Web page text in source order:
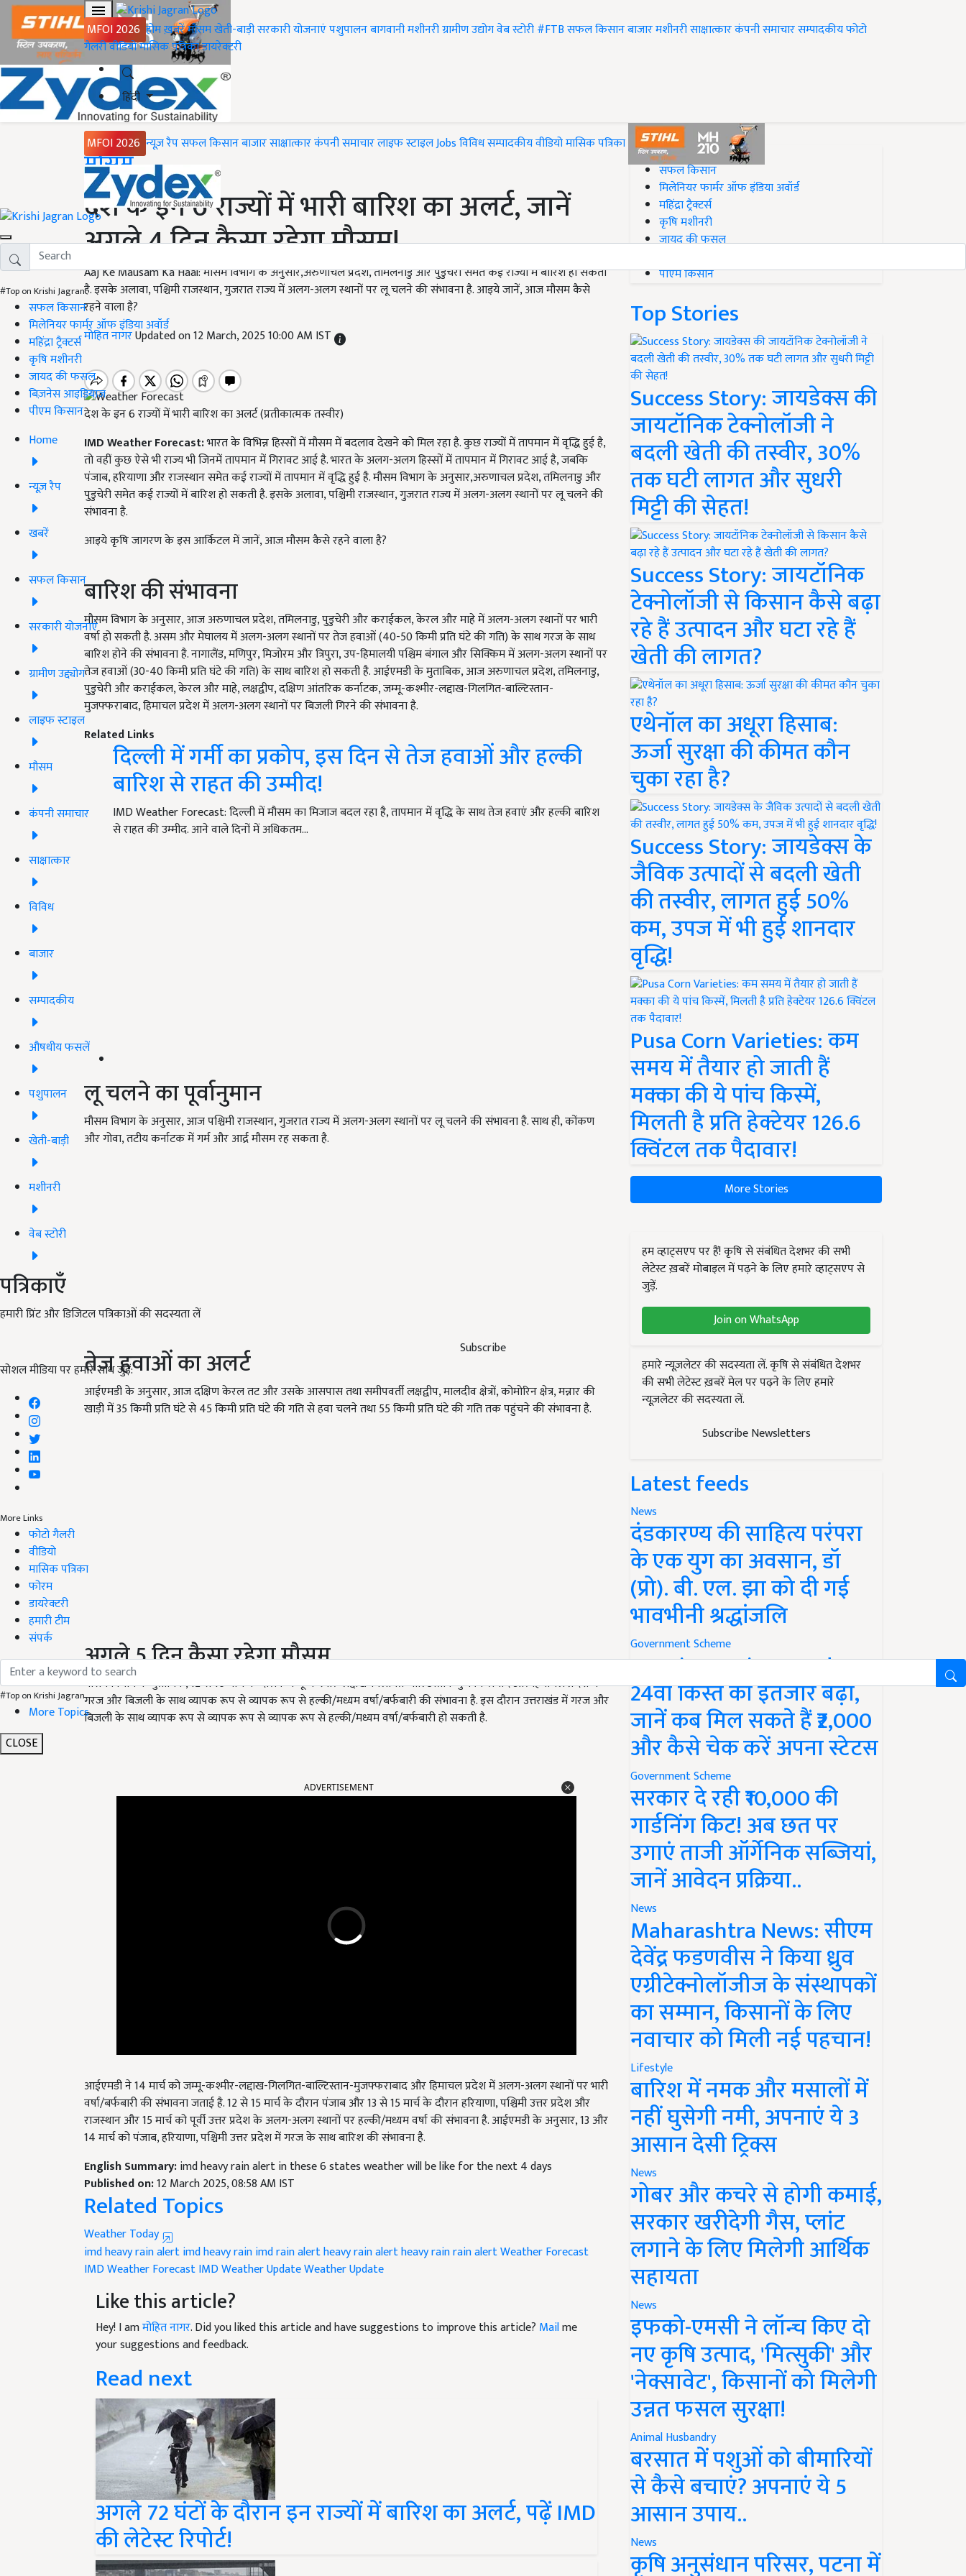
MFOI 2026 होमख़बरेंमौसमखेती-बाड़ीसरकारी योजनाएंपशुपालनबागवानीमशीनरीग्रामीण उद्योगवेब स्टोरी#FTBसफल किसानबाजारमशीनरीसाक्षात्कारकंपनी समाचारसम्पादकीयफोटो
गैलरीवीडियोमासिक पत्रिकाडायरेक्टरी
हिंदी
MFOI 2026 न्यूज़ रैपसफल किसानबाजारसाक्षात्कारकंपनी समाचारलाइफ स्टाइलJobsविविधसम्पादकीयवीडियोमासिक पत्रिका
#Top on Krishi Jagran
सफल किसान
मिलेनियर फार्मर ऑफ इंडिया अवॉर्ड
महिंद्रा ट्रैक्टर्स
कृषि मशीनरी
जायद की फसल
बिज़नेस आइडियाज
पीएम किसान
Home
न्यूज़ रैप
खबरें
सफल किसान
सरकारी योजनाएं
ग्रामीण उद्द्योग
लाइफ स्टाइल
मौसम
कंपनी समाचार
साक्षात्कार
विविध
बाजार
सम्पादकीय
औषधीय फसलें
पशुपालन
खेती-बाड़ी
मशीनरी
वेब स्टोरी
पत्रिकाएँ
हमारी प्रिंट और डिजिटल पत्रिकाओं की सदस्यता लें
Subscribe
सोशल मीडिया पर हमारे साथ जुड़ें:
More Links
फोटो गैलरी
वीडियो
मासिक पत्रिका
फोरम
डायरेक्टरी
हमारी टीम
संपर्क
#Top on Krishi Jagran
More Topics
CLOSE
Home
मौसम
देश के इन 6 राज्यों में भारी बारिश का अलर्ट, जानें
अगले 4 दिन कैसा रहेगा मौसम!
Aaj Ke Mausam Ka Haal: मौसम विभाग के अनुसार,अरुणाचल प्रदेश, तमिलनाडु और पुडुचेरी समेत कई राज्यों में बारिश हो सकती
है. इसके अलावा, पश्चिमी राजस्थान, गुजरात राज्य में अलग-अलग स्थानों पर लू चलने की संभावना है. आइये जानें, आज मौसम कैसे
रहने वाला है?
मोहित नागरUpdated on 12 March, 2025 10:00 AM IST
देश के इन 6 राज्यों में भारी बारिश का अलर्ट (प्रतीकात्मक तस्वीर)
IMD Weather Forecast:भारत के विभिन्न हिस्सों में मौसम में बदलाव देखने को मिल रहा है. कुछ राज्यों में तापमान में वृद्धि हुई है,
तो वहीं कुछ ऐसे भी राज्य भी जिनमें तापमान में गिरावट आई है. भारत के अलग-अलग हिस्सों में तापमान में गिरावट आई है, जबकि
पंजाब, हरियाणा और राजस्थान समेत कई राज्यों में तापमान में वृद्धि हुई है. मौसम विभाग के अनुसार,अरुणाचल प्रदेश, तमिलनाडु और
पुडुचेरी समेत कई राज्यों में बारिश हो सकती है. इसके अलावा, पश्चिमी राजस्थान, गुजरात राज्य में अलग-अलग स्थानों पर लू चलने की
संभावना है.
आइये कृषि जागरण के इस आर्किटल में जानें, आज मौसम कैसे रहने वाला है?
बारिश की संभावना
मौसम विभाग के अनुसार, आज अरुणाचल प्रदेश, तमिलनाडु, पुडुचेरी और कराईकल, केरल और माहे में अलग-अलग स्थानों पर भारी
वर्षा हो सकती है. असम और मेघालय में अलग-अलग स्थानों पर तेज हवाओं (40-50 किमी प्रति घंटे की गति) के साथ गरज के साथ
बारिश होने की संभावना है. नागालैंड, मणिपुर, मिजोरम और त्रिपुरा, उप-हिमालयी पश्चिम बंगाल और सिक्किम में अलग-अलग स्थानों पर
तेज हवाओं (30-40 किमी प्रति घंटे की गति) के साथ बारिश हो सकती है. आईएमडी के मुताबिक, आज अरुणाचल प्रदेश, तमिलनाडु,
पुडुचेरी और कराईकल, केरल और माहे, लक्षद्वीप, दक्षिण आंतरिक कर्नाटक, जम्मू-कश्मीर-लद्दाख-गिलगित-बाल्टिस्तान-
मुजफ्फराबाद, हिमाचल प्रदेश में अलग-अलग स्थानों पर बिजली गिरने की संभावना है.
Related Links
दिल्ली में गर्मी का प्रकोप, इस दिन से तेज हवाओं और हल्की
बारिश से राहत की उम्मीद!
IMD Weather Forecast: दिल्ली में मौसम का मिजाज बदल रहा है, तापमान में वृद्धि के साथ तेज हवाएं और हल्की बारिश
से राहत की उम्मीद. आने वाले दिनों में अधिकतम…
लू चलने का पूर्वानुमान
मौसम विभाग के अनुसार, आज पश्चिमी राजस्थान, गुजरात राज्य में अलग-अलग स्थानों पर लू चलने की संभावना है. साथ ही, कोंकण
और गोवा, तटीय कर्नाटक में गर्म और आर्द्र मौसम रह सकता है.
तेज हवाओं का अलर्ट
आईएमडी के अनुसार, आज दक्षिण केरल तट और उसके आसपास तथा समीपवर्ती लक्षद्वीप, मालदीव क्षेत्रों, कोमोरिन क्षेत्र, मन्नार की
खाड़ी में 35 किमी प्रति घंटे से 45 किमी प्रति घंटे की गति से हवा चलने तथा 55 किमी प्रति घंटे की गति तक पहुंचने की संभावना है.
अगले 5 दिन कैसा रहेगा मौसम
मौसम विभाग के मुताबिक, 12 से 16 मार्च के दौरान जम्मू-कश्मीर-लद्दाख-गिलगित-बाल्टिस्तान-मुजफ्फराबाद और हिमाचल प्रदेश में
गरज और बिजली के साथ व्यापक रूप से व्यापक रूप से हल्की/मध्यम वर्षा/बर्फबारी की संभावना है. इस दौरान उत्तराखंड में गरज और
बिजली के साथ व्यापक रूप से व्यापक रूप से व्यापक रूप से हल्की/मध्यम वर्षा/बर्फबारी हो सकती है.
वर्षा/बर्फबारी की संभावना जताई है. 12 से 15 मार्च के दौरान पंजाब और 13 से 15 मार्च के दौरान हरियाणा, पश्चिमी उत्तर प्रदेश और
राजस्थान और 15 मार्च को पूर्वी उत्तर प्रदेश के अलग-अलग स्थानों पर हल्की/मध्यम वर्षा की संभावना है. आईएमडी के अनुसार, 13 और
14 मार्च को पंजाब, हरियाणा, पश्चिमी उत्तर प्रदेश में गरज के साथ बारिश की संभावना है.
English Summary:
imd heavy rain alert in these 6 states weather will be like for the next 4 days
Published on:12 March 2025, 08:58 AM IST
Related Topics
Weather Today
imd heavy rain alert
IMD Weather ForecastIMD Weather UpdateWeather Update
Like this article?
Hey! I amमोहित नागर . Did you liked this article and have suggestions to improve this article?
your suggestions and feedback.
Read next
अगले 72 घंटों के दौरान इन राज्यों में बारिश का अलर्ट, पढ़ें IMD
की लेटेस्ट रिपोर्ट!
#Top on Krishi Jagran
सफल किसान
मिलेनियर फार्मर ऑफ इंडिया अवॉर्ड
महिंद्रा ट्रैक्टर्स
कृषि मशीनरी
जायद की फसल
पीएम किसान
Top Stories
Success Story: जायडेक्स की
जायटॉनिक टेक्नोलॉजी ने
बदली खेती की तस्वीर, 30%
तक घटी लागत और सुधरी
मिट्टी की सेहत!
Success Story: जायटॉनिक
टेक्नोलॉजी से किसान कैसे बढ़ा
रहे हैं उत्पादन और घटा रहे हैं
खेती की लागत?
एथेनॉल का अधूरा हिसाब:
ऊर्जा सुरक्षा की कीमत कौन
चुका रहा है?
Success Story: जायडेक्स के
जैविक उत्पादों से बदली खेती
की तस्वीर, लागत हुई 50%
कम, उपज में भी हुई शानदार
वृद्धि!
Pusa Corn Varieties: कम
समय में तैयार हो जाती हैं
मक्का की ये पांच किस्में,
मिलती है प्रति हेक्टेयर 126.6
क्विंटल तक पैदावार!
More Stories
हम व्हाट्सएप पर हैं! कृषि से संबंधित देशभर की सभी
लेटेस्ट ख़बरें मोबाइल में पढ़ने के लिए हमारे व्हाट्सएप से
जुड़ें.
Join on WhatsApp
हमारे न्यूज़लेटर की सदस्यता लें. कृषि से संबंधित देशभर
की सभी लेटेस्ट ख़बरें मेल पर पढ़ने के लिए हमारे
न्यूज़लेटर की सदस्यता लें.
Subscribe Newsletters
Latest feeds
News
दंडकारण्य की साहित्य परंपरा
के एक युग का अवसान, डॉ
(प्रो). बी. एल. झा को दी गई
भावभीनी श्रद्धांजलि
Government Scheme
PM Kisan Yojana Update:
24वीं किस्त का इंतजार बढ़ा,
जानें कब मिल सकते हैं ₹2,000
और कैसे चेक करें अपना स्टेटस
Government Scheme
सरकार दे रही ₹10,000 की
गार्डनिंग किट! अब छत पर
उगाएं ताजी ऑर्गेनिक सब्जियां,
जानें आवेदन प्रक्रिया..
News
Maharashtra News: सीएम
देवेंद्र फडणवीस ने किया ध्रुव
एग्रीटेक्नोलॉजीज के संस्थापकों
का सम्मान, किसानों के लिए
नवाचार को मिली नई पहचान!
Lifestyle
बारिश में नमक और मसालों में
नहीं घुसेगी नमी, अपनाएं ये 3
आसान देसी ट्रिक्स
News
गोबर और कचरे से होगी कमाई,
सरकार खरीदेगी गैस, प्लांट
लगाने के लिए मिलेगी आर्थिक
सहायता
News
इफको-एमसी ने लॉन्च किए दो
नए कृषि उत्पाद, 'मित्सुकी' और
'नेक्सावेट', किसानों को मिलेगी
उन्नत फसल सुरक्षा!
Animal Husbandry
बरसात में पशुओं को बीमारियों
से कैसे बचाएं? अपनाएं ये 5
आसान उपाय..
News
कृषि अनुसंधान परिसर, पटना में